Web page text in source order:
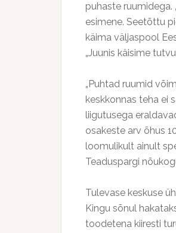
puhaste ruumidega.
esimene. Seetõttu
käima väljaspool
„Juunis käisime
„Puhtad ruumid
keskkonnas teha ei
liigutusega
osakeste arv õhus
loomulikult ainult
Teaduspargi
Tulevase keskuse
Kingu sõnul
toodetena kiiresti